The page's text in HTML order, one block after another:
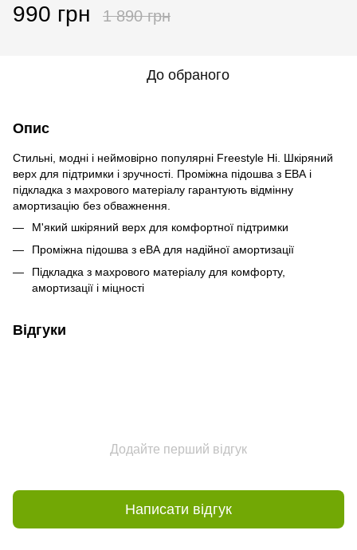
990 грн 1 890 грн
До обраного
Опис
Стильні, модні і неймовірно популярні Freestyle Hi. Шкіряний
верх для підтримки і зручності. Проміжна підошва з ЕВА і
підкладка з махрового матеріалу гарантують відмінну
амортизацію без обважнення.
М'який шкіряний верх для комфортної підтримки
Проміжна підошва з еВА для надійної амортизації
Підкладка з махрового матеріалу для комфорту,
амортизації і міцності
Відгуки
Додайте перший відгук
Написати відгук